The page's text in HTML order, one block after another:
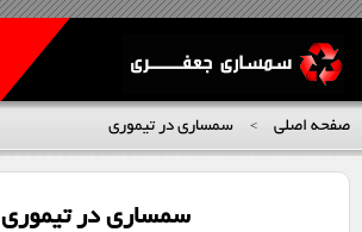
صفحه اصلی > سمساری در تیموری
سمساری در تیموری